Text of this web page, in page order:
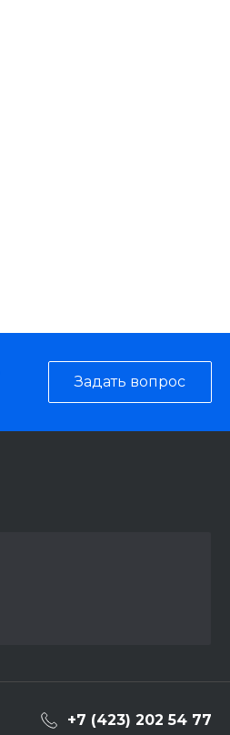
Задать вопрос
+7 (423) 202 54 77